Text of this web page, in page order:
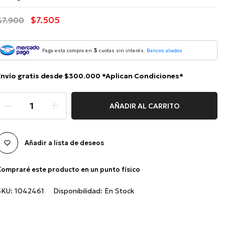
$7.505
Paga esta compra en 3 cuotas sin interés. Bancos aliados
gratis desde $300.000 *Aplican Condiciones*
AÑADIR AL CARRITO
Añadir a lista de deseos
este producto en un punto físico
1042461 Disponibilidad: En Stock